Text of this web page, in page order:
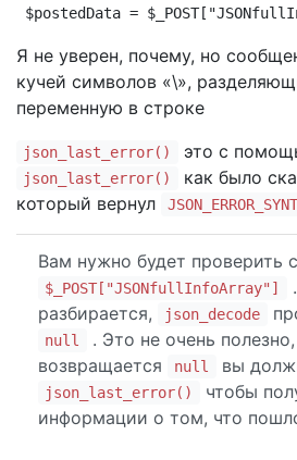
$postedData =
Я не уверен, почему, но
кучей символов «\»,
переменную в строке
json_last_error() это с
json_last_error()
как было
который вернул
Вам нужно будет проверить
$_POST["JSONfullInfoArray"]
разбирается,
json_decode
null
. Это не очень
возвращается
null вы
json_last_error()
чтобы
информации о том, что